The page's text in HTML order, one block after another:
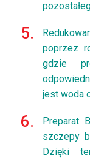
poprzez
gdzie
jest woda
Preparat
szczepy
Dzięki